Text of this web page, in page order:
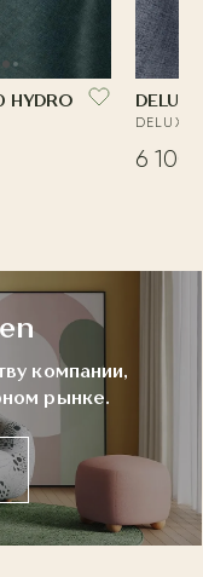
HYDRO
DELUXE
6 100
компании,
рынке.